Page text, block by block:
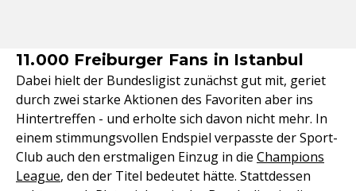
11.000 Freiburger Fans in Istanbul
Dabei hielt der Bundesligist zunächst gut mit, geriet
durch zwei starke Aktionen des Favoriten aber ins
Hintertreffen - und erholte sich davon nicht mehr. In
einem stimmungsvollen Endspiel verpasste der Sport-
Club auch den erstmaligen Einzug in die Champions
League, den der Titel bedeutet hätte. Stattdessen